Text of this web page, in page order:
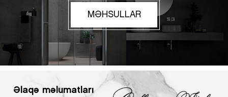
MƏHSULLAR
Əlaqə məlumatları